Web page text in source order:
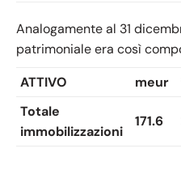
Analogamente al 31
patrimoniale era così
ATTIVO
meur
Totale
immobilizzazioni
171.6